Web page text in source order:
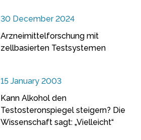
30 December 2024
Arzneimittelforschung mit
zellbasierten Testsystemen
15 January 2003
Kann Alkohol den
Testosteronspiegel steigern? Die
Wissenschaft sagt: „Vielleicht“